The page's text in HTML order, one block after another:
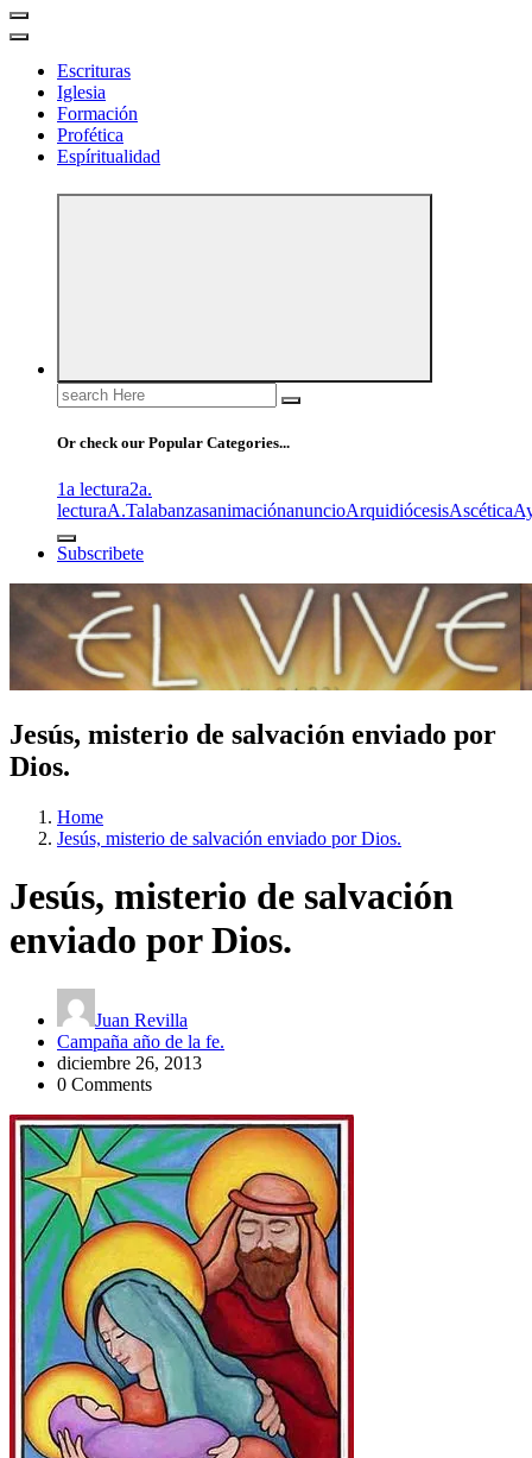
Escrituras
Iglesia
Formación
Profética
Espíritualidad
Search
for:
Or check our Popular Categories...
1a lectura2a.
lecturaA.TalabanzasanimaciónanuncioArquidiócesisAscética
Subscribete
Jesús, misterio de salvación enviado por
Dios.
Home
Jesús, misterio de salvación enviado por Dios.
Jesús, misterio de salvación
enviado por Dios.
Juan Revilla
Campaña año de la fe.
diciembre 26, 2013
0 Comments